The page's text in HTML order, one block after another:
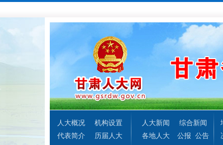
人大概况
机构设置
代表简介
历届人大
人大新闻
综合新闻
各地人大
公报 公告